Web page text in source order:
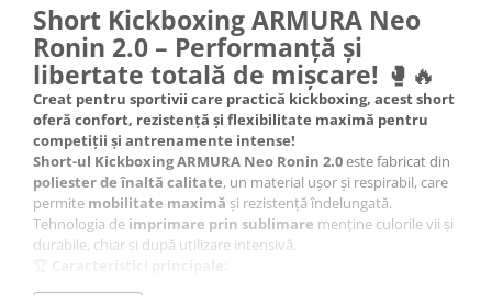
Short Kickboxing ARMURA Neo
Ronin 2.0 – Performanță și
libertate totală de mișcare! 🥊🔥
Creat pentru sportivii care practică kickboxing, acest short
oferă confort, rezistență și flexibilitate maximă pentru
competiții și antrenamente intense!
Short-ul Kickboxing ARMURA Neo Ronin 2.0este fabricat din
poliester de înaltă calitate, un material ușor și respirabil, care
permite mobilitate maximă și rezistență îndelungată.
Tehnologia de imprimare prin sublimare menține culorile vii și
durabile, chiar și după utilizare intensivă.